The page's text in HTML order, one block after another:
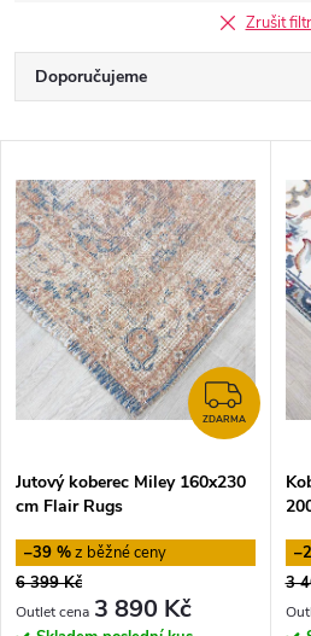
Zrušit
Ř
a
z
e
n
í
r
o
Doporučujeme
Nejprodávanější
Abecedně
V
ý
p
i
s
p
r
o
ZDARMA
Jutový koberec Miley 160x230
cm Flair Rugs
–39 %
6 399 Kč
3 890 Kč
3